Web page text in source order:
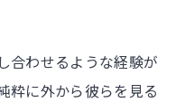
合わせるような経験が
粋に外から彼らを見る